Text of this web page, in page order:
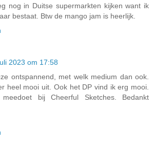
nog in Duitse supermarkten kijken want ik
bestaat. Btw de mango jam is heerlijk.
2023 om 17:58
ontspannend, met welk medium dan ook.
heel mooi uit. Ook het DP vind ik erg mooi.
bij Cheerful Sketches. Bedankt